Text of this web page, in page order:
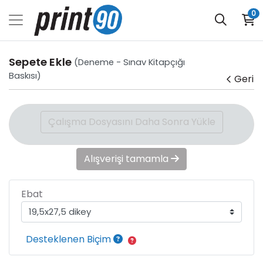
0
Sepete Ekle (Deneme - Sınav Kitapçığı
Baskısı)
Geri
Çalışma Dosyasını Daha Sonra Yükle
Alışverişi tamamla
Ebat
Desteklenen Biçim